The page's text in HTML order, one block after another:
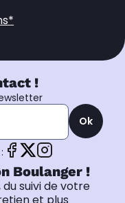
!
Ok
Boulanger !
suivi de votre